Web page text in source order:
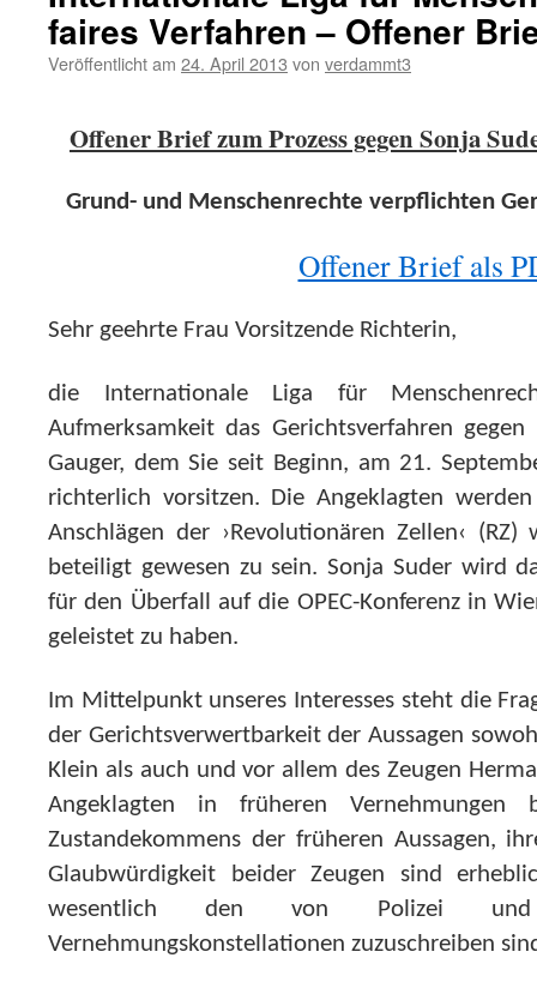
faires Verfahren – Offener
Veröffentlicht am 24. April 2013 von verdammt3
Offener Brief zum Prozess gegen Sonja
Grund- und Menschenrechte verpflichten
Offener Brief als
Sehr geehrte Frau Vorsitzende Richterin,
die Internationale Liga für
Aufmerksamkeit das Gerichtsverfahren
Gauger, dem Sie seit Beginn, am 21.
richterlich vorsitzen. Die Angeklagten
Anschlägen der ›Revolutionären Zellen‹
beteiligt gewesen zu sein. Sonja Suder wird
für den Überfall auf die OPEC-Konferenz in
geleistet zu haben.
Im Mittelpunkt unseres Interesses steht die
der Gerichtsverwertbarkeit der Aussagen
Klein als auch und vor allem des Zeugen
Angeklagten in früheren Vernehmungen
Zustandekommens der früheren Aussagen,
Glaubwürdigkeit beider Zeugen sind
wesentlich den von Polizei und
Vernehmungskonstellationen zuzuschreiben